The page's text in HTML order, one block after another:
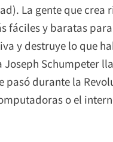
La gente que
fáciles y baratas
y destruye lo que
Schumpeter
pasó durante la
o el